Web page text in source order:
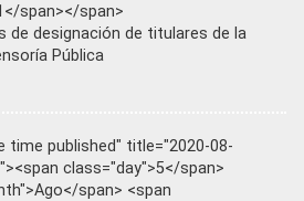
span></span>
de designación de titulares de la
Pública
time published" title="2020-08-
class="day">5</span>
span> <span